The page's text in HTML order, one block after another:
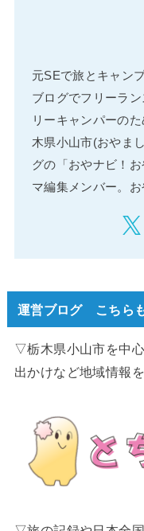
元SEで旅とキャン
ブログでフリーラ
リーキャンパーの
木県小山市(おやま
グの「おやナビ！
マ編集メンバー。お
運営ブログ こちら
▽栃木県小山市を中
出かけなど地域情報